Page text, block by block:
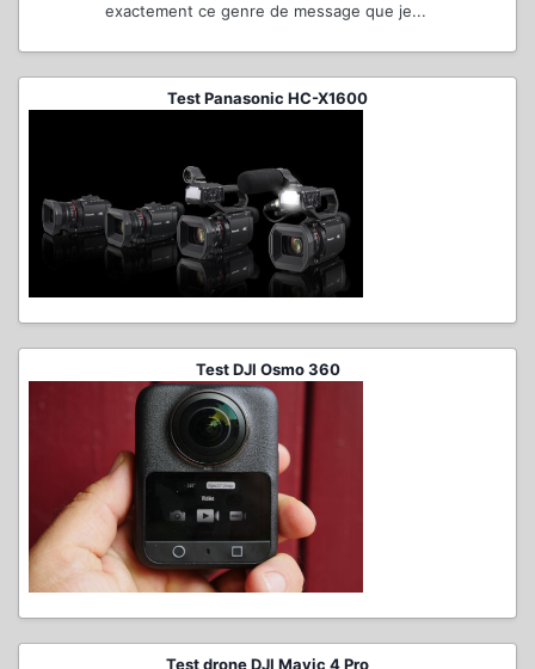
exactement ce genre de message que je...
Test Panasonic HC-X1600
Test DJI Osmo 360
Test drone DJI Mavic 4 Pro